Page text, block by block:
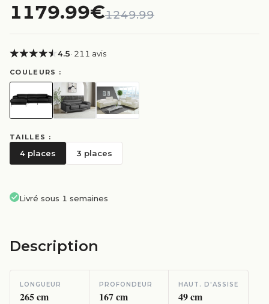
1179.99€1249.99
4.5· 211 avis
COULEURS :
TAILLES :
4 places 3 places
Livré sous 1 semaines
Description
LONGUEUR
265cm
PROFONDEUR
167cm
HAUT. D'ASSISE
49cm